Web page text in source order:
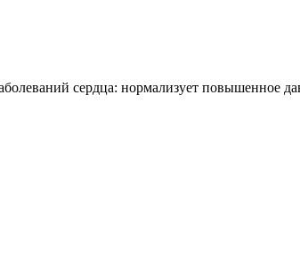
сердца: нормализует повышенное